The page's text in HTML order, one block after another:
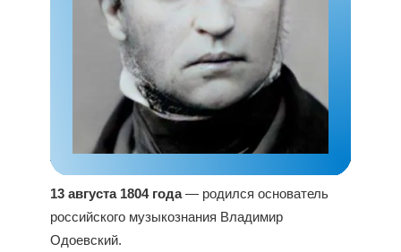
13 августа 1804 года— родился основатель
российского музыкознания Владимир
Одоевский.